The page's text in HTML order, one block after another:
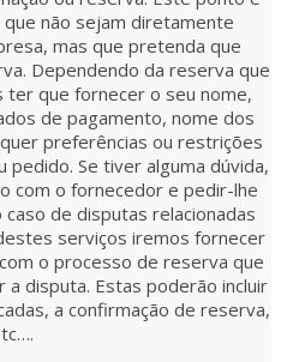
não sejam diretamente
mas que pretenda que
Dependendo da reserva que
que fornecer o seu nome,
de pagamento, nome dos
preferências ou restrições
Se tiver alguma dúvida,
com o fornecedor e pedir-lhe
de disputas relacionadas
serviços iremos fornecer
o processo de reserva que
disputa. Estas poderão incluir
a confirmação de reserva,